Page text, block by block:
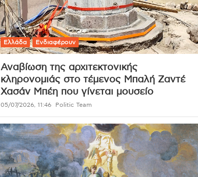
Ελλάδα Ενδιαφέρουν
Αναβίωση της αρχιτεκτονικής
κληρονομιάς στο τέμενος Μπαλή Ζαντέ
Χασάν Μπέη που γίνεται μουσείο
05/07/2026, 11:46 Politic Team